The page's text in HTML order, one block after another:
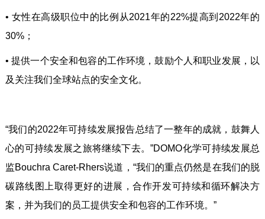
• 女性在高级职位中的比例从2021年的22%提高到2022年的
30%；
• 提供一个安全和包容的工作环境，鼓励个人和职业发展，以
及关注我们全球站点的安全文化。
“我们的2022年可持续发展报告总结了一整年的成就，鼓舞人
心的可持续发展之旅将继续下去。”DOMO化学可持续发展总
监Bouchra Caret-Rhers说道，“我们的重点仍然是在我们的脱
碳路线图上取得更好的进展，合作开发可持续和循环解决方
案，并为我们的员工提供安全和包容的工作环境。”